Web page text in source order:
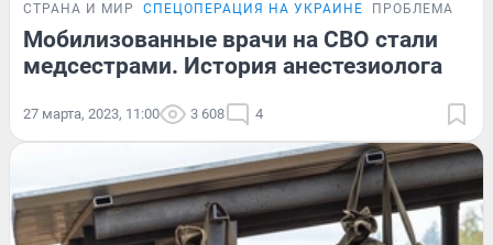
СТРАНА И МИР СПЕЦОПЕРАЦИЯ НА УКРАИНЕ ПРОБЛЕМА
Мобилизованные врачи на СВО стали
медсестрами. История анестезиолога
27 марта, 2023, 11:00 3 608 4